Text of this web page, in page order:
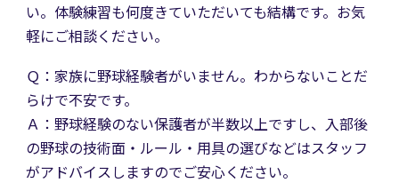
い。体験練習も何度きていただいても結構です。お気
軽にご相談ください。
Ｑ：家族に野球経験者がいません。わからないことだ
らけで不安です。
Ａ：野球経験のない保護者が半数以上ですし、入部後
の野球の技術面・ルール・用具の選びなどはスタッフ
がアドバイスしますのでご安心ください。